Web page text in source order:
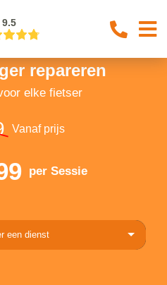
9.5
repareren
elke fietser
Vanaf prijs
per Sessie
een dienst